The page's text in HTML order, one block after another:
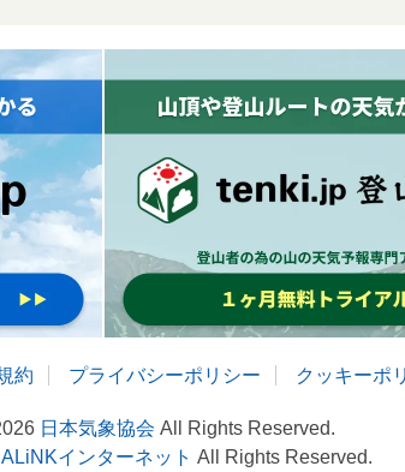
約 プライバシーポリシー クッキーポ
日本気象協会 All Rights Reserved.
ALiNKインターネット All Rights Reserved.